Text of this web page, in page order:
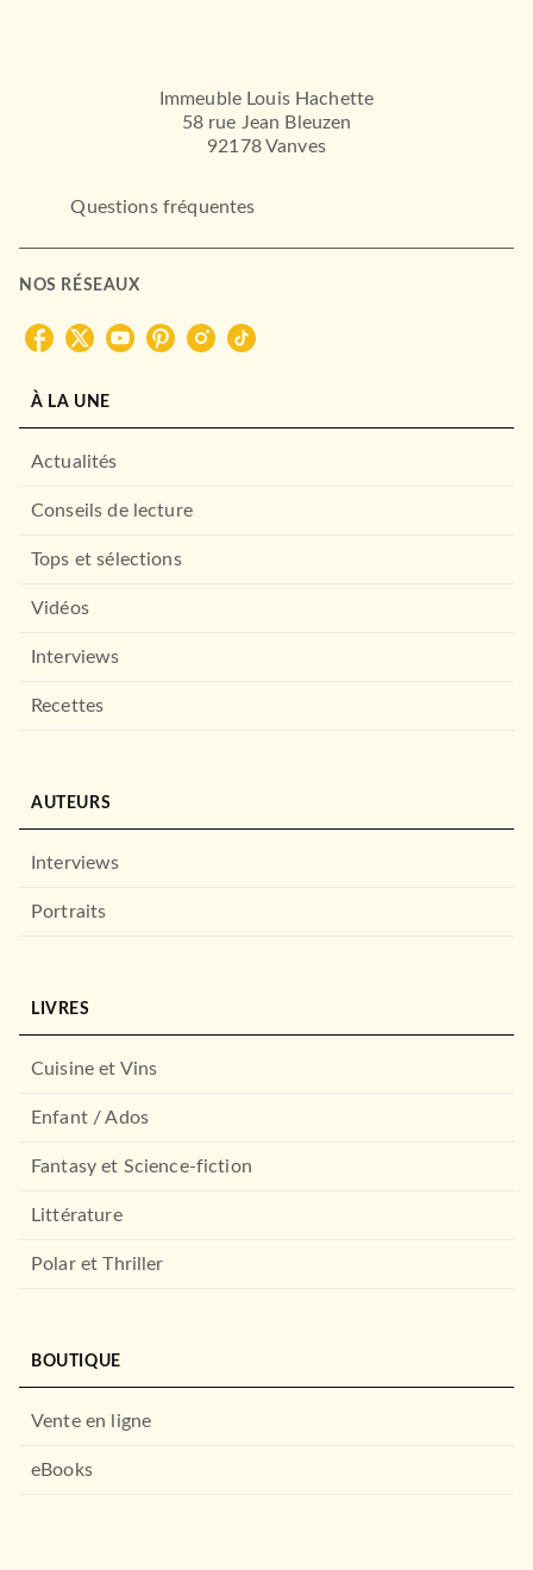
Immeuble Louis Hachette
58 rue Jean Bleuzen
92178 Vanves
Questions fréquentes
NOS RÉSEAUX
À LA UNE
Actualités
Conseils de lecture
Tops et sélections
Vidéos
Interviews
Recettes
AUTEURS
Interviews
Portraits
LIVRES
Cuisine et Vins
Enfant / Ados
Fantasy et Science-fiction
Littérature
Polar et Thriller
BOUTIQUE
Vente en ligne
eBooks